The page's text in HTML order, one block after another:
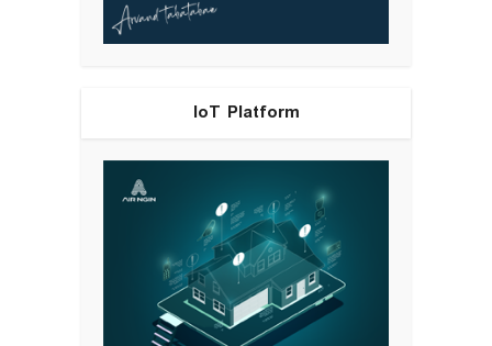
IoT Platform